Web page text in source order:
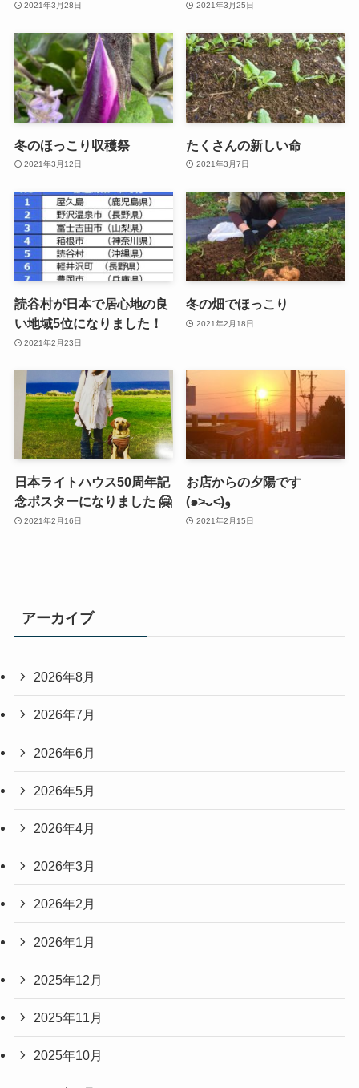
2021年3月28日 2021年3月25日
冬のほっこり収穫祭
2021年3月12日
たくさんの新しい命
2021年3月7日
読谷村が日本で居心地の良
い地域5位になりました！
2021年2月23日
冬の畑でほっこり
2021年2月18日
日本ライトハウス50周年記
念ポスターになりました 🤗
2021年2月16日
お店からの夕陽です
(๑˃̵ᴗ˂̵)و
2021年2月15日
アーカイブ
2026年8月
2026年7月
2026年6月
2026年5月
2026年4月
2026年3月
2026年2月
2026年1月
2025年12月
2025年11月
2025年10月